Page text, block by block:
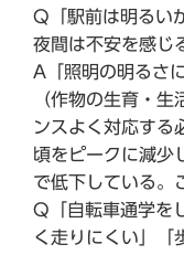
Q「駅前は明るい
夜間は不安を感じ
A「照明の明るさ
（作物の生育・
ンスよく対応す
頃をピークに減少
で低下している。
Q「自転車通学を
く走りにくい」「